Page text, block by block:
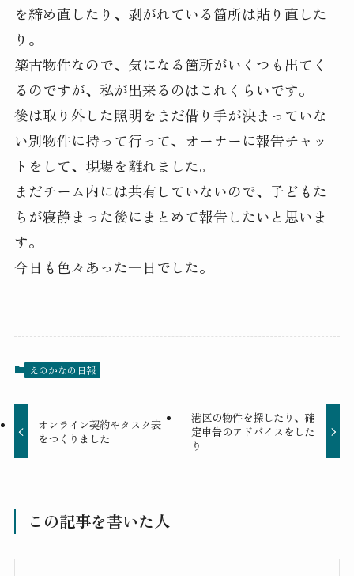
を締め直したり、剥がれている箇所は貼り直した
り。
築古物件なので、気になる箇所がいくつも出てく
るのですが、私が出来るのはこれくらいです。
後は取り外した照明をまだ借り手が決まっていな
い別物件に持って行って、オーナーに報告チャッ
トをして、現場を離れました。
まだチーム内には共有していないので、子どもた
ちが寝静まった後にまとめて報告したいと思いま
す。
今日も色々あった一日でした。
えのかなの日報
オンライン契約やタスク表
をつくりました
港区の物件を探したり、確
定申告のアドバイスをした
り
この記事を書いた人